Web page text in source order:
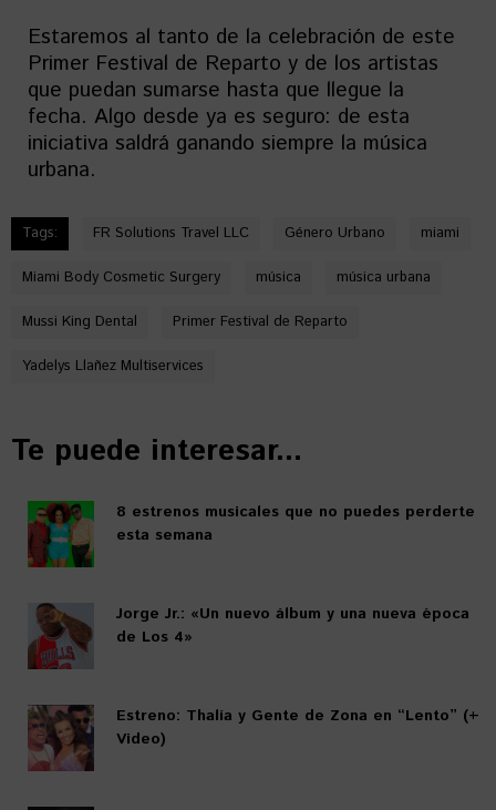
Estaremos al tanto de la celebración de este
Primer Festival de Reparto y de los artistas
que puedan sumarse hasta que llegue la
fecha. Algo desde ya es seguro: de esta
iniciativa saldrá ganando siempre la música
urbana.
Tags: FR Solutions Travel LLC Género Urbano miami
Miami Body Cosmetic Surgery música música urbana
Mussi King Dental Primer Festival de Reparto
Yadelys Llañez Multiservices
Te puede interesar...
8 estrenos musicales que no puedes perderte
esta semana
Jorge Jr.: «Un nuevo álbum y una nueva época
de Los 4»
Estreno: Thalía y Gente de Zona en “Lento” (+
Video)